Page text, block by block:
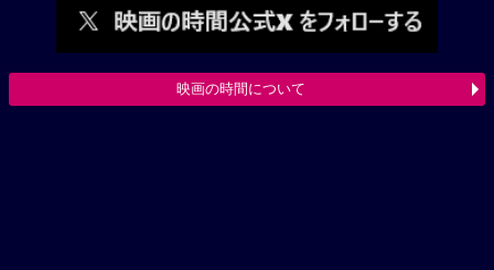
映画の時間について